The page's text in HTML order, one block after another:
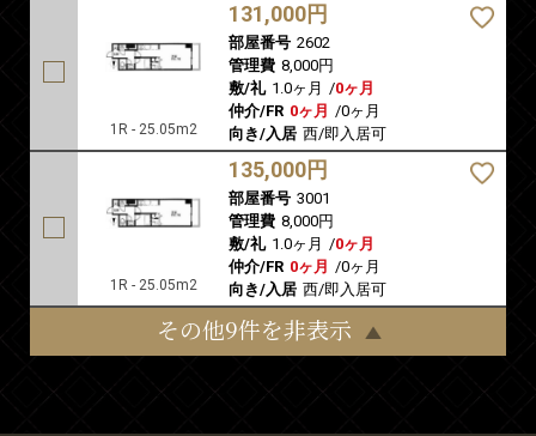
1R - 25.05m2
131,000円
部屋番号 2602
管理費 8,000円
敷/礼 1.0ヶ月 /0ヶ月
仲介/FR 0ヶ月 /0ヶ月
向き/入居 西/即入居可
1R - 25.05m2
135,000円
部屋番号 3001
管理費 8,000円
敷/礼 1.0ヶ月 /0ヶ月
仲介/FR 0ヶ月 /0ヶ月
向き/入居 西/即入居可
その他9件を非表示